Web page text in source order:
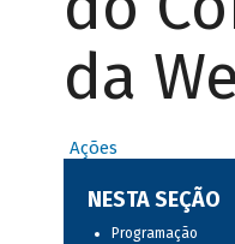
da
Ações
NESTA SEÇÃO
Programação